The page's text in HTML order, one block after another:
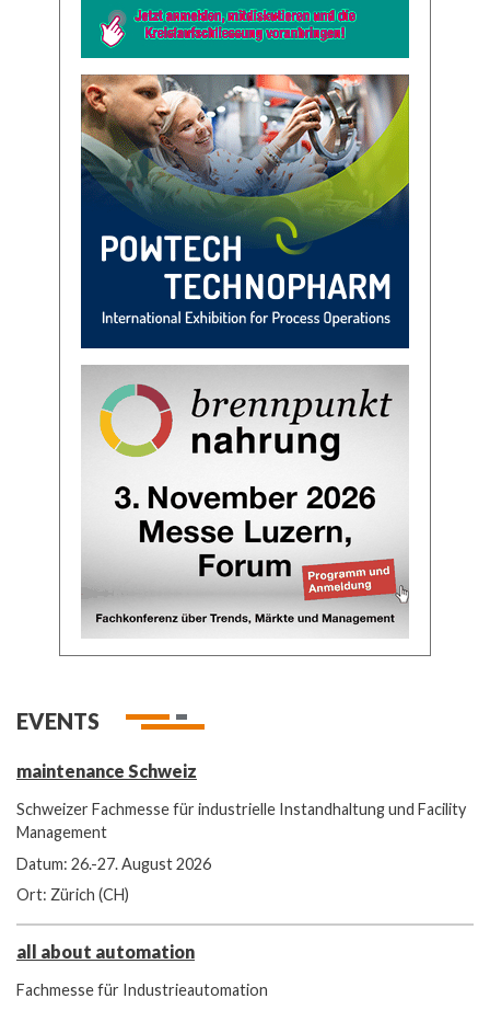
EVENTS
maintenance Schweiz
Schweizer Fachmesse für industrielle Instandhaltung und Facility
Management
Datum: 26.-27. August 2026
Ort: Zürich (CH)
all about automation
Fachmesse für Industrieautomation